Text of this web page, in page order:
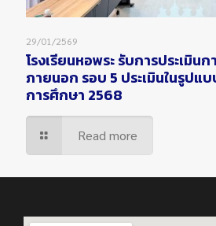
29/01/2569
โรงเรียนหอพระ รับการประเมิ
ภายนอก รอบ 5 ประเมินในรูป
การศึกษา 2568
Read more